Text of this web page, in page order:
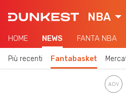
NBA
HOME NEWS FANTA NBA
Più recenti Fantabasket